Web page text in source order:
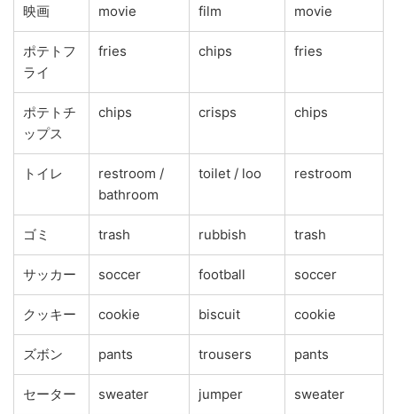
映画 movie film movie
ポテトフ
ライ
fries chips fries
ポテトチ
ップス
chips crisps chips
トイレ
restroom /
bathroom
toilet / loo restroom
ゴミ trash rubbish trash
サッカー soccer football soccer
クッキー cookie biscuit cookie
ズボン pants trousers pants
セーター sweater jumper sweater